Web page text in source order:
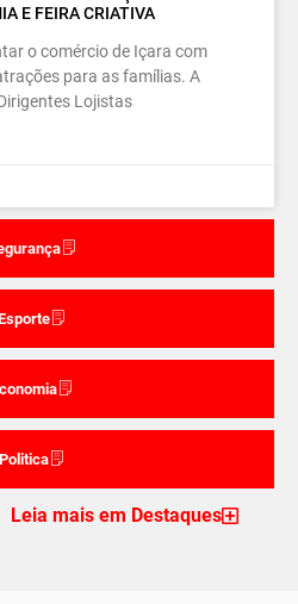
Politica
E FEIRA CRIATIVA
o comércio de Içara com
para as famílias. A
Lojistas
Leia mais em Destaques